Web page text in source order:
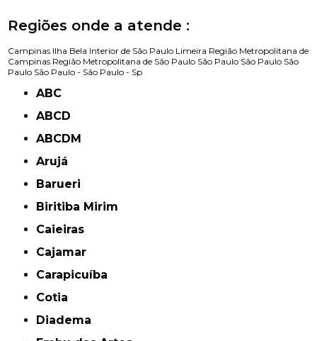
Regiões onde a atende :
Campinas Ilha Bela Interior de São Paulo Limeira Região Metropolitana de
Campinas Região Metropolitana de São Paulo São Paulo São Paulo São
Paulo São Paulo - São Paulo - Sp
ABC
ABCD
ABCDM
Arujá
Barueri
Biritiba Mirim
Caieiras
Cajamar
Carapicuíba
Cotia
Diadema